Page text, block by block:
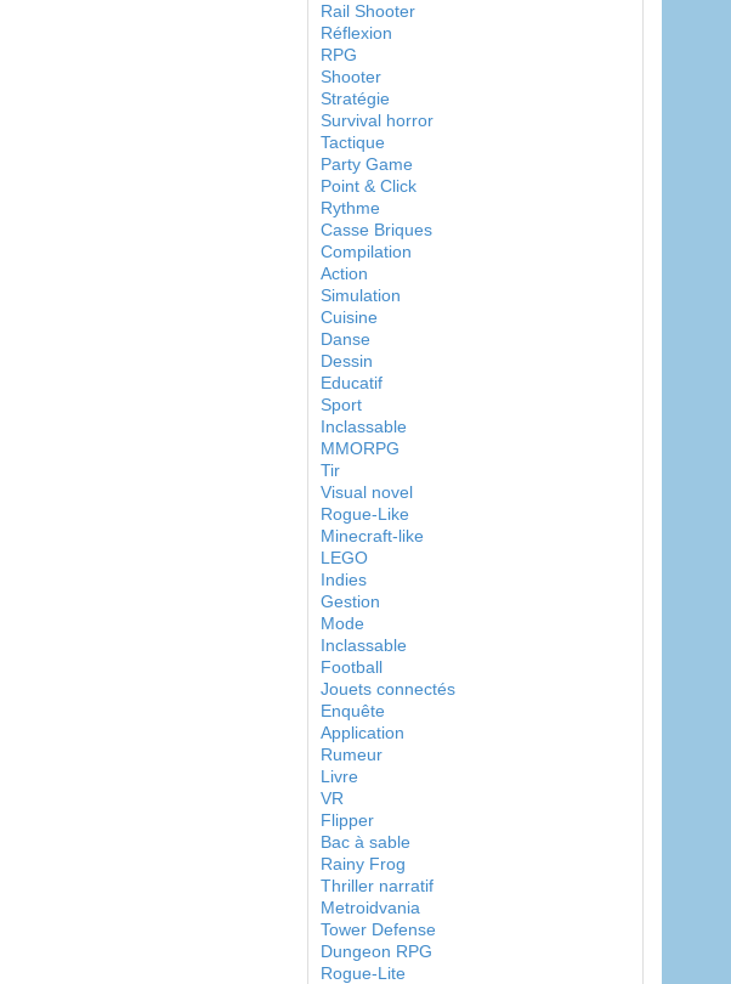
Rail Shooter
Réflexion
RPG
Shooter
Stratégie
Survival horror
Tactique
Party Game
Point & Click
Rythme
Casse Briques
Compilation
Action
Simulation
Cuisine
Danse
Dessin
Educatif
Sport
Inclassable
MMORPG
Tir
Visual novel
Rogue-Like
Minecraft-like
LEGO
Indies
Gestion
Mode
Inclassable
Football
Jouets connectés
Enquête
Application
Rumeur
Livre
VR
Flipper
Bac à sable
Rainy Frog
Thriller narratif
Metroidvania
Tower Defense
Dungeon RPG
Rogue-Lite